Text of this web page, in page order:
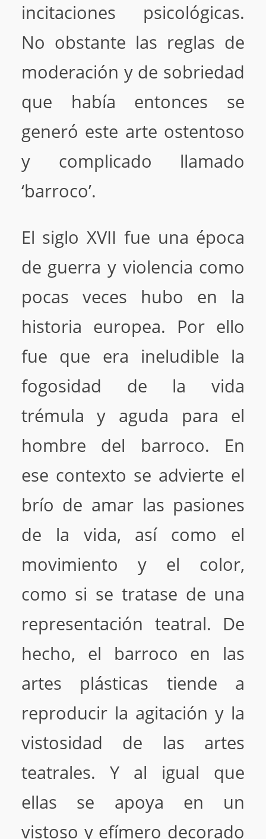
incitaciones psicológicas.
No obstante las reglas de
moderación y de sobriedad
que había entonces se
generó este arte ostentoso
y complicado llamado
‘barroco’.
El siglo XVII fue una época
de guerra y violencia como
pocas veces hubo en la
historia europea. Por ello
fue que era ineludible la
fogosidad de la vida
trémula y aguda para el
hombre del barroco. En
ese contexto se advierte el
brío de amar las pasiones
de la vida, así como el
movimiento y el color,
como si se tratase de una
representación teatral. De
hecho, el barroco en las
artes plásticas tiende a
reproducir la agitación y la
vistosidad de las artes
teatrales. Y al igual que
ellas se apoya en un
vistoso y efímero decorado